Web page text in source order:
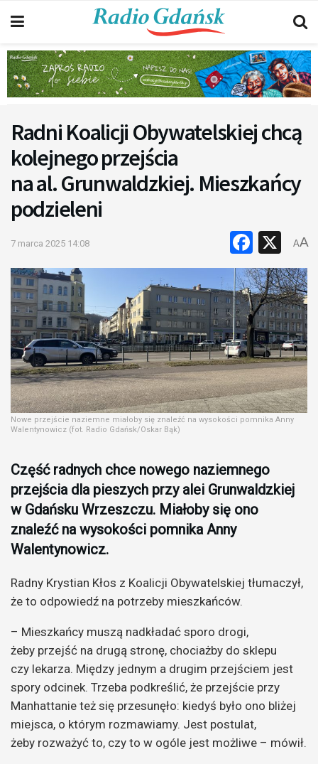
Radni Koalicji Obywatelskiej chcą
kolejnego przejścia
na al. Grunwaldzkiej. Mieszkańcy
podzieleni
7 marca 2025 14:08 X
AA
Nowe przejście naziemne miałoby się znaleźć na wysokości pomnika Anny
Walentynowicz (fot. Radio Gdańsk/Oskar Bąk)
Część radnych chce nowego naziemnego
przejścia dla pieszych przy alei Grunwaldzkiej
w Gdańsku Wrzeszczu. Miałoby się ono
znaleźć na wysokości pomnika Anny
Walentynowicz.
Radny Krystian Kłos z Koalicji Obywatelskiej tłumaczył,
że to odpowiedź na potrzeby mieszkańców.
– Mieszkańcy muszą nadkładać sporo drogi,
żeby przejść na drugą stronę, chociażby do sklepu
czy lekarza. Między jednym a drugim przejściem jest
spory odcinek. Trzeba podkreślić, że przejście przy
Manhattanie też się przesunęło: kiedyś było ono bliżej
miejsca, o którym rozmawiamy. Jest postulat,
żeby rozważyć to, czy to w ogóle jest możliwe – mówił.